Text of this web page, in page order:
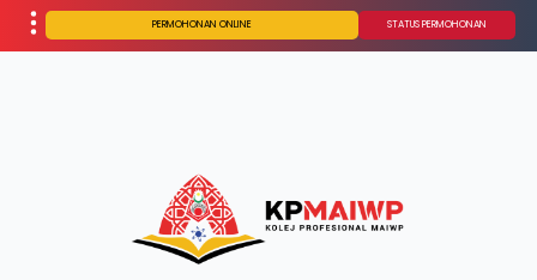
PERMOHONAN ONLINE STATUS PERMOHONAN